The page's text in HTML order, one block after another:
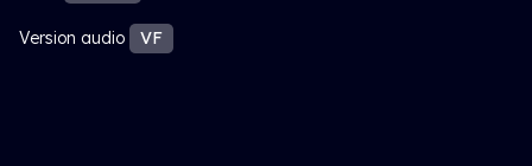
Version audio VF